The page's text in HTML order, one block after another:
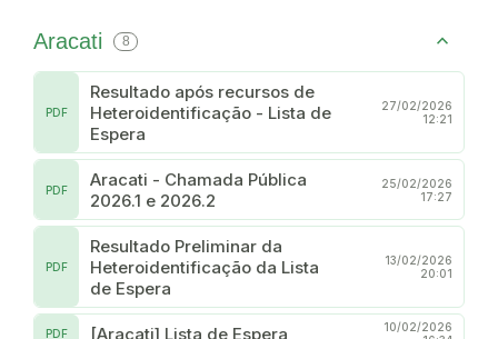
Aracati 8
Resultado após recursos de
Heteroidentificação - Lista de
Espera
PDF
27/02/2026
12:21
Aracati - Chamada Pública
2026.1 e 2026.2
PDF
25/02/2026
17:27
Resultado Preliminar da
Heteroidentificação da Lista
de Espera
PDF
13/02/2026
20:01
[Aracati] Lista de Espera
PDF
10/02/2026